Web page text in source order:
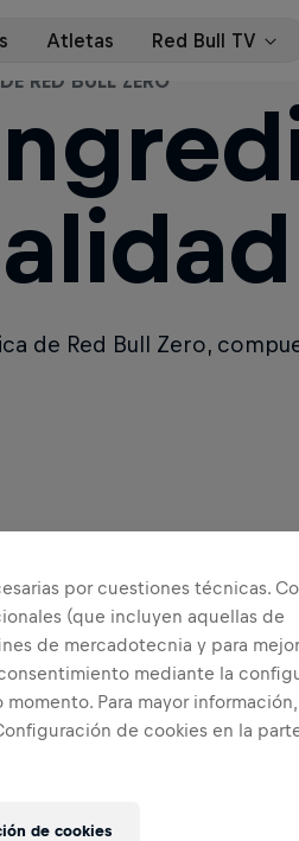
RED BULL ZERO
de Red Bull Zero,
por cuestiones técnicas.
(que incluyen aquellas de
de mercadotecnia y para
mediante la
Para mayor información,
de cookies en la
de cookies